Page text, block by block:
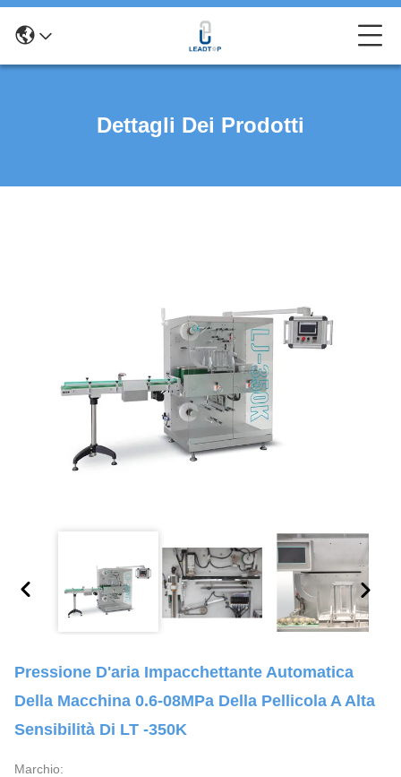
Dettagli Dei Prodotti
Pressione D'aria Impacchettante Automatica
Della Macchina 0.6-08MPa Della Pellicola A Alta
Sensibilità Di LT -350K
Marchio: